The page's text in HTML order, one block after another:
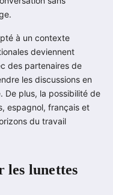
à un contexte
deviennent
des partenaires de
les discussions en
De plus, la possibilité de
espagnol, français et
du travail
les lunettes